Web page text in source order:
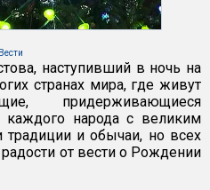
Вести
наступивший в ночь на
странах мира, где живут
придерживающиеся
народа с великим
и обычаи, но всех
от вести о Рождении